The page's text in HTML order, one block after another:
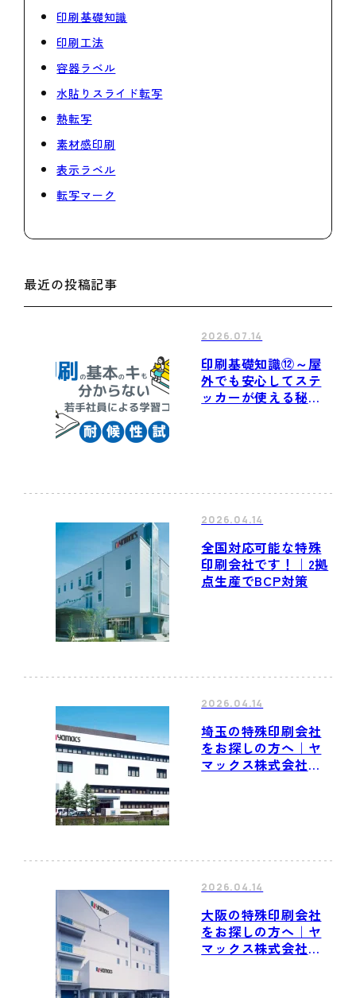
印刷基礎知識
印刷工法
容器ラベル
水貼りスライド転写
熱転写
素材感印刷
表示ラベル
転写マーク
最近の投稿記事
2026.07.14
印刷基礎知識⑫～屋
外でも安心してステ
ッカーが使える秘密
2026.04.14
全国対応可能な特殊
印刷会社です！｜2拠
点生産でBCP対策
2026.04.14
埼玉の特殊印刷会社
をお探しの方へ｜ヤ
マックス株式会社
2026.04.14
大阪の特殊印刷会社
をお探しの方へ｜ヤ
マックス株式会社